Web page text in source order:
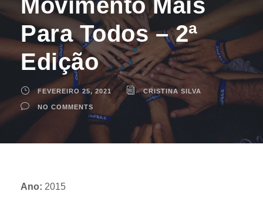
Para Todos – 2ª
Edição
FEVEREIRO 25, 2021 CRISTINA SILVA
NO COMMENTS
Ano: 2015